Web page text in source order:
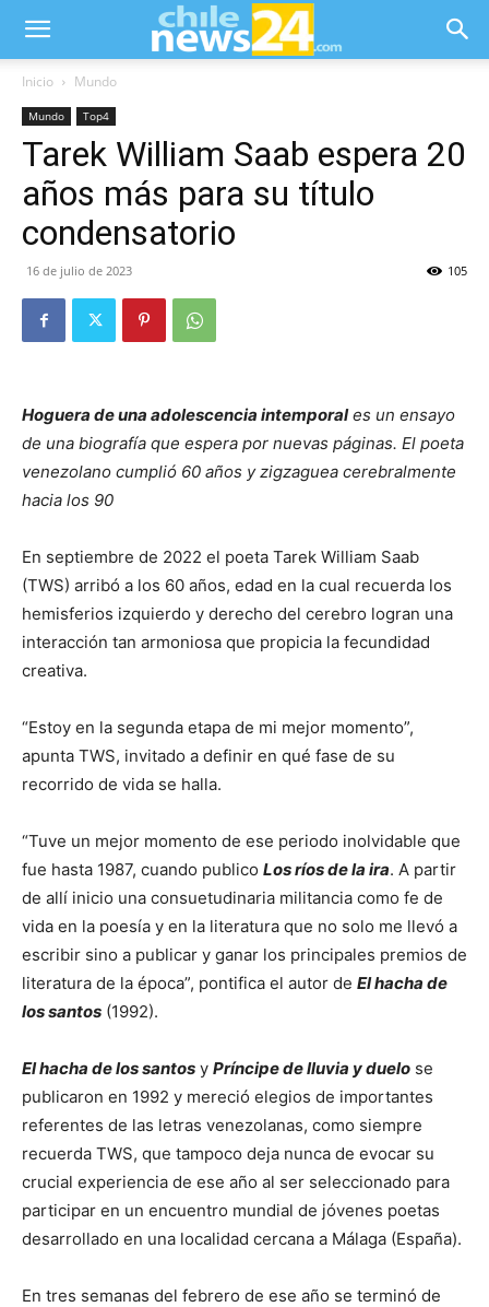
Inicio Mundo
Mundo Top4
Tarek William Saab espera 20
años más para su título
condensatorio
16 de julio de 2023 105
Hoguera de una adolescencia intemporales un ensayo
de una biografía que espera por nuevas páginas. El poeta
venezolano cumplió 60 años y zigzaguea cerebralmente
hacia los 90
En septiembre de 2022 el poeta Tarek William Saab
(TWS) arribó a los 60 años, edad en la cual recuerda los
hemisferios izquierdo y derecho del cerebro logran una
interacción tan armoniosa que propicia la fecundidad
creativa.
“Estoy en la segunda etapa de mi mejor momento”,
apunta TWS, invitado a definir en qué fase de su
recorrido de vida se halla.
“Tuve un mejor momento de ese periodo inolvidable que
fue hasta 1987, cuando publico Los ríos de la ira. A partir
de allí inicio una consuetudinaria militancia como fe de
vida en la poesía y en la literatura que no solo me llevó a
escribir sino a publicar y ganar los principales premios de
literatura de la época”, pontifica el autor de El hacha de
los santos (1992).
El hacha de los santos y Príncipe de lluvia y duelo se
publicaron en 1992 y mereció elegios de importantes
referentes de las letras venezolanas, como siempre
recuerda TWS, que tampoco deja nunca de evocar su
crucial experiencia de ese año al ser seleccionado para
participar en un encuentro mundial de jóvenes poetas
desarrollado en una localidad cercana a Málaga (España).
En tres semanas del febrero de ese año se terminó de